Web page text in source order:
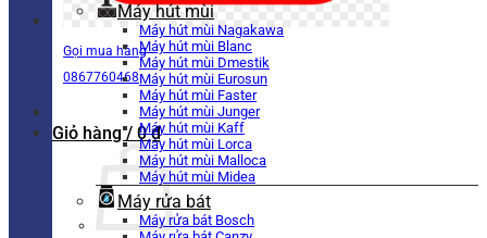
Gọi mua hàng
0867760468
Giỏ hàng / 0₫
Máy hút mùi
Máy hút mùi Nagakawa
Máy hút mùi Blanc
Máy hút mùi Dmestik
Máy hút mùi Eurosun
Máy hút mùi Faster
Máy hút mùi Junger
Máy hút mùi Kaff
Máy hút mùi Lorca
Máy hút mùi Malloca
Máy hút mùi Midea
Máy rửa bát
Máy rửa bát Bosch